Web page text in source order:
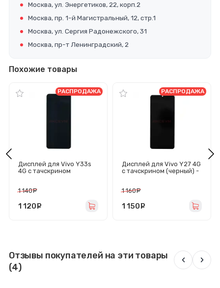
Москва, ул. Энергетиков, 22, корп.2
Москва, пр. 1-й Магистральный, 12, стр.1
Москва, ул. Сергия Радонежского, 31
Москва, пр-т Ленинградский, 2
Похожие товары
Дисплей для Vivo Y33s
4G с тачскрином
РАСПРОДАЖА
1 140
1 120
Дисплей для Vivo Y27 4G
с тачскрином (черный) -
РАСПРОДАЖА
1 160
1 150
Отзывы покупателей на эти товары
(4)
‹ ›